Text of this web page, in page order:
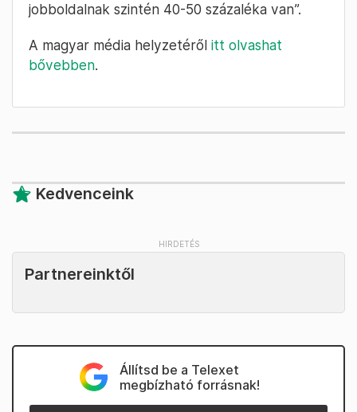
jobboldalnak szintén 40-50 százaléka van”.
A magyar média helyzetéről itt olvashat
bővebben.
Kedvenceink
Partnereinktől
Állítsd be a Telexet
megbízható forrásnak!